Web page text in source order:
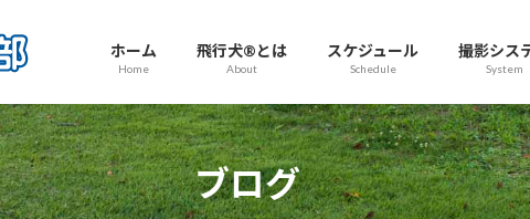
ホーム
Home
飛行犬®とは
About
スケジュール
Schedule
撮影シス
System
ブログ